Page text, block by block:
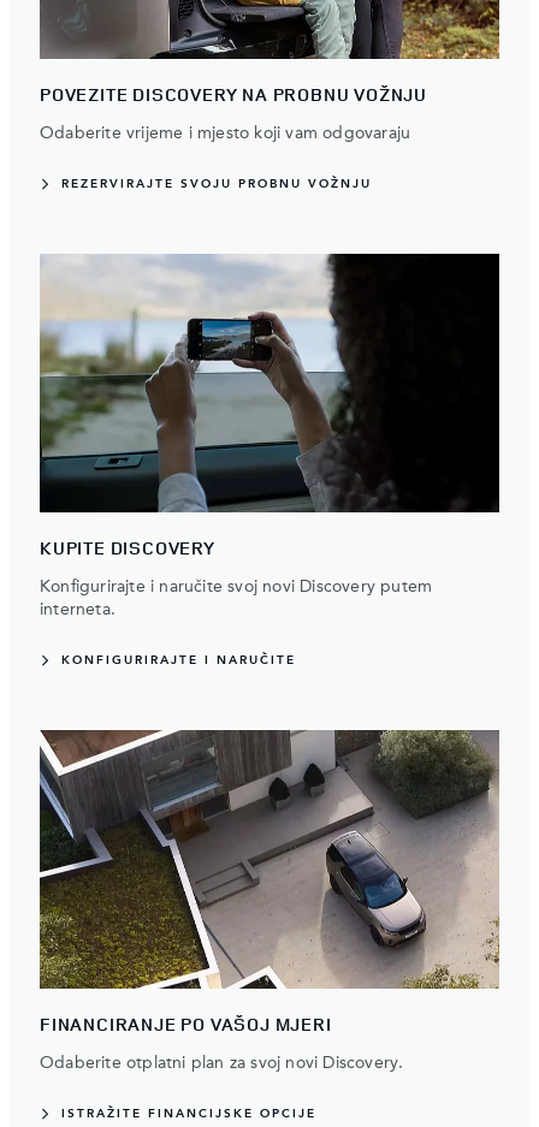
POVEZITE DISCOVERY NA PROBNU VOŽNJU
Odaberite vrijeme i mjesto koji vam odgovaraju
REZERVIRAJTE SVOJU PROBNU VOŽNJU
KUPITE DISCOVERY
Konfigurirajte i naručite svoj novi Discovery putem
interneta.
KONFIGURIRAJTE I NARUČITE
FINANCIRANJE PO VAŠOJ MJERI
Odaberite otplatni plan za svoj novi Discovery.
ISTRAŽITE FINANCIJSKE OPCIJE